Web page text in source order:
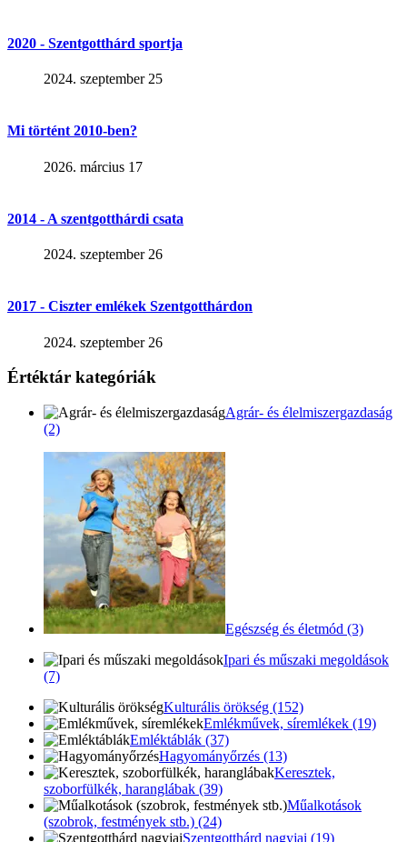
2020 - Szentgotthárd sportja
2024. szeptember 25
Mi történt 2010-ben?
2026. március 17
2014 - A szentgotthárdi csata
2024. szeptember 26
2017 - Ciszter emlékek Szentgotthárdon
2024. szeptember 26
Értéktár kategóriák
Agrár- és élelmiszergazdaság
(2)
Egészség és életmód (3)
Ipari és műszaki megoldások
(7)
Kulturális örökség (152)
Emlékművek, síremlékek (19)
Emléktáblák (37)
Hagyományőrzés (13)
Keresztek,
szoborfülkék, haranglábak (39)
Műalkotások
(szobrok, festmények stb.) (24)
Szentgotthárd nagyjai (19)